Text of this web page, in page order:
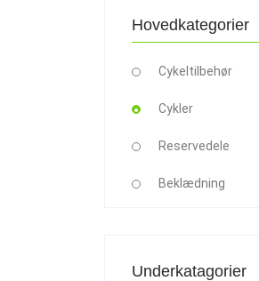
Hovedkategorier
Cykeltilbehør
Cykler
Reservedele
Beklædning
Underkatagorier